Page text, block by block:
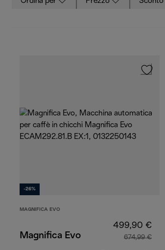
-26%
MAGNIFICA EVO
Magnifica Evo
499,90 €
674,99 €